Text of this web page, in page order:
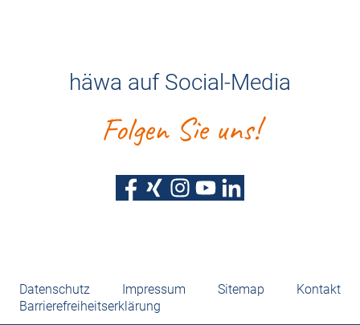
häwa auf Social-Media
Folgen Sie uns!
Datenschutz Impressum Sitemap
Kontakt
Barrierefreiheitserklärung